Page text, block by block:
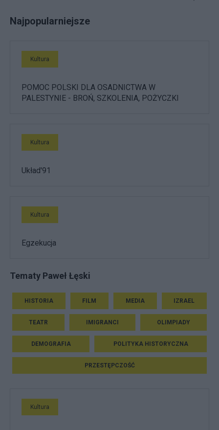
Najpopularniejsze
Kultura
POMOC POLSKI DLA OSADNICTWA W
PALESTYNIE - BROŃ, SZKOLENIA, POŻYCZKI
Kultura
Układ'91
Kultura
Egzekucja
Tematy Paweł Łęski
HISTORIA FILM MEDIA IZRAEL
TEATR IMIGRANCI OLIMPIADY
DEMOGRAFIA POLITYKA HISTORYCZNA
PRZESTĘPCZOŚĆ
Kultura